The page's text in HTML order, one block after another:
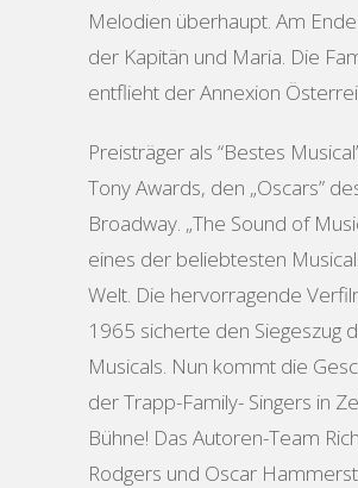
Melodien überhaupt. Am
der Kapitän und Maria. Die
entflieht der Annexion
Preisträger als “Bestes
Tony Awards, den „Oscars”
Broadway. „The Sound of
eines der beliebtesten
Welt. Die hervorragende
1965 sicherte den Siegeszug
Musicals. Nun kommt die
der Trapp-Family- Singers in
Bühne! Das Autoren-Team
Rodgers und Oscar